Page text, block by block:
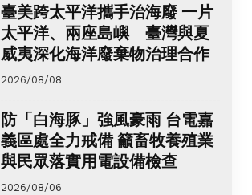
臺美跨太平洋攜手治海廢 一片
太平洋、兩座島嶼 臺灣與夏
威夷深化海洋廢棄物治理合作
2026/08/08
防「白海豚」強風豪雨 台電嘉
義區處全力戒備 籲畜牧養殖業
與民眾落實用電設備檢查
2026/08/06